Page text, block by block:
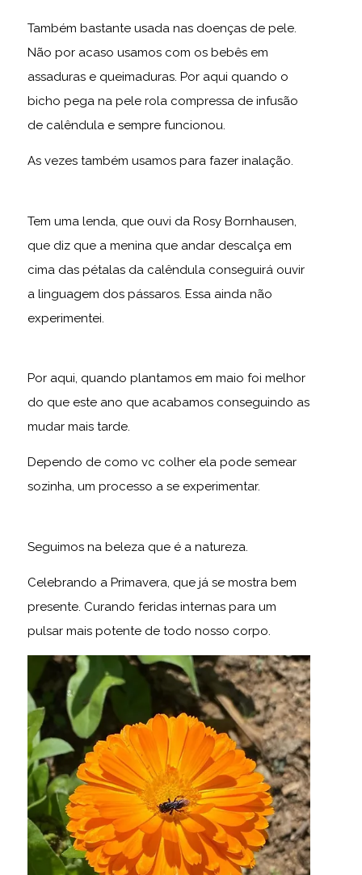
Também bastante usada nas doenças de pele.
Não por acaso usamos com os bebês em
assaduras e queimaduras. Por aqui quando o
bicho pega na pele rola compressa de infusão
de calêndula e sempre funcionou.
As vezes também usamos para fazer inalação.
Tem uma lenda, que ouvi da Rosy Bornhausen,
que diz que a menina que andar descalça em
cima das pétalas da calêndula conseguirá ouvir
a linguagem dos pássaros. Essa ainda não
experimentei.
Por aqui, quando plantamos em maio foi melhor
do que este ano que acabamos conseguindo as
mudar mais tarde.
Dependo de como vc colher ela pode semear
sozinha, um processo a se experimentar.
Seguimos na beleza que é a natureza.
Celebrando a Primavera, que já se mostra bem
presente. Curando feridas internas para um
pulsar mais potente de todo nosso corpo.